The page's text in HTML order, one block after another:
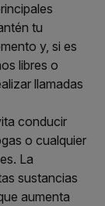
tu
y, si es
libres o
llamadas
conducir
o cualquier
La
sustancias
aumenta